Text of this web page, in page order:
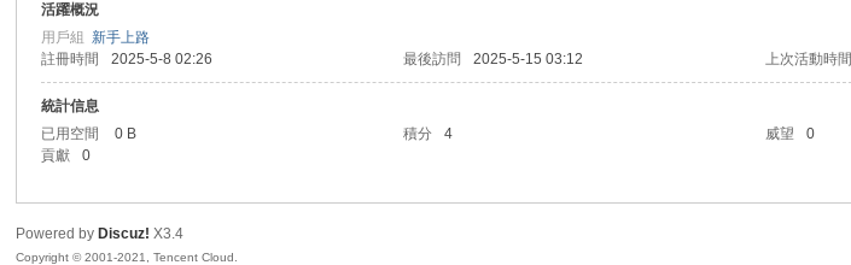
活躍概況
用戶組新手上路
註冊時間
2025-5-8 02:26 最後訪問 2025-5-15 03:12 上次活動時間
統計信息
已用空間
0 B 積分 4 威望 0
貢獻
0
Powered by Discuz! X3.4
Copyright © 2001-2021, Tencent Cloud.